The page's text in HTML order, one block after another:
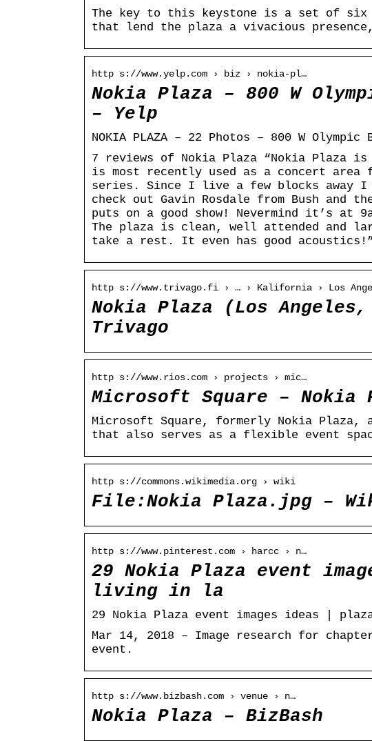
The key to this keystone is a set of six
that lend the plaza a vivacious
http s://www.yelp.com › biz › nokia-pl…
Nokia Plaza – 800 W
– Yelp
NOKIA PLAZA – 22 Photos – 800 W
7 reviews of Nokia Plaza “Nokia Plaza
is most recently used as a concert area
series. Since I live a few blocks away I
check out Gavin Rosdale from Bush and
puts on a good show! Nevermind it’s at
The plaza is clean, well attended and
take a rest. It even has good
http s://www.trivago.fi › … › Kalifornia › Los
Nokia Plaza (Los
Trivago
http s://www.rios.com › projects › mic…
Microsoft Square – Nokia
Microsoft Square, formerly Nokia
that also serves as a flexible event
http s://commons.wikimedia.org › wiki
File:Nokia Plaza.jpg –
http s://www.pinterest.com › harcc › n…
29 Nokia Plaza event
living in la
29 Nokia Plaza event images ideas |
Mar 14, 2018 – Image research for
event.
http s://www.bizbash.com › venue › n…
Nokia Plaza – BizBash